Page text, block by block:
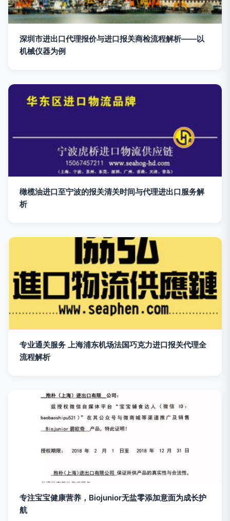
深圳市进出口代理报价与进口报关商检流程解析——以
机械仪器为例
橄榄油进口至宁波的报关清关时间与代理进出口服务解
析
专业通关服务 上海浦东机场法国巧克力进口报关代理全
流程解析
专注宝宝健康营养，Biojunior无盐零添加意面为成长护
航